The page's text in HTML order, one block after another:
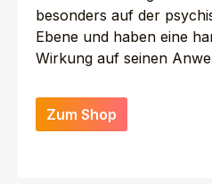
besonders auf der
Ebene und haben eine
Wirkung auf seinen
Zum Shop